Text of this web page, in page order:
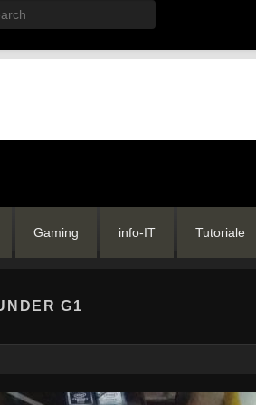
Gaming info-IT Tutoriale
G1